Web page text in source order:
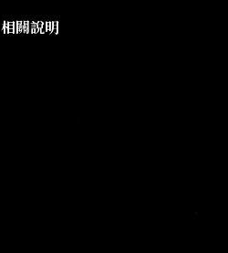
相關說明